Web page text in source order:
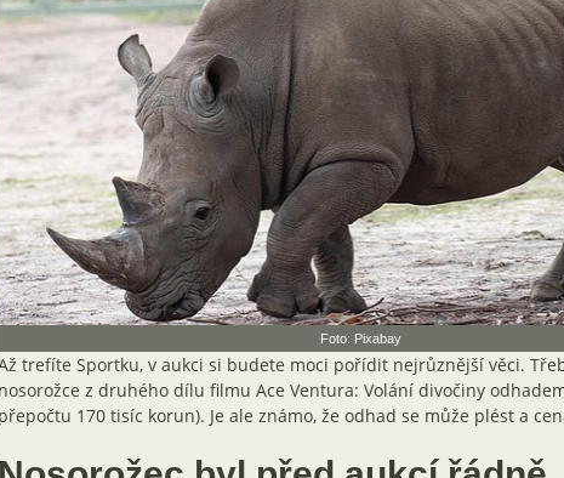
Foto: Pixabay
trefíte Sportku, v aukci si budete moci pořídit nejrůznější věci.
nosorožce z druhého dílu filmu Ace Ventura: Volání divočiny
přepočtu 170 tisíc korun). Je ale známo, že odhad se může plést a